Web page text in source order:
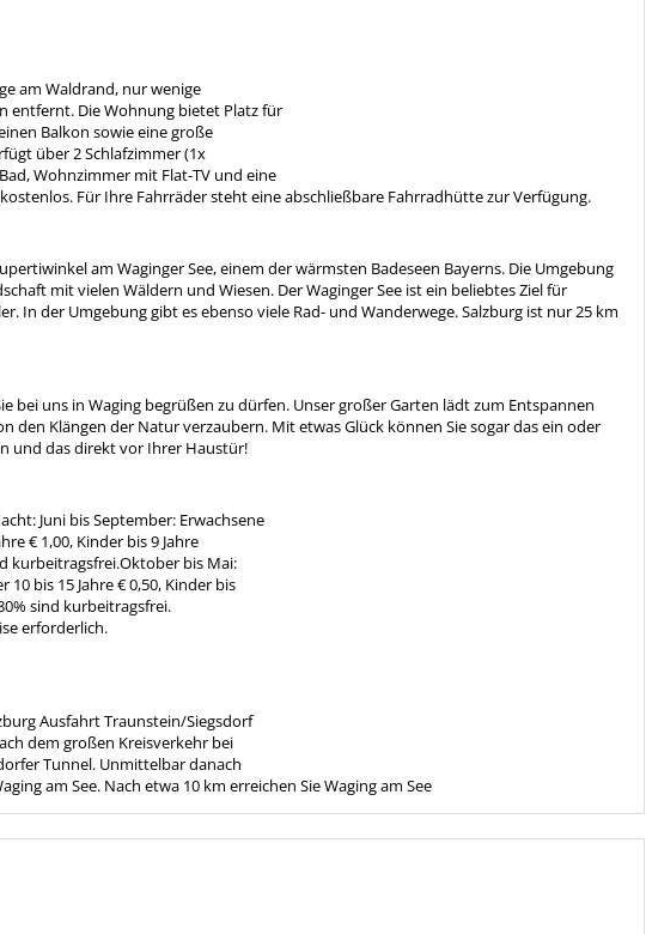
am Waldrand, nur wenige
entfernt. Die Wohnung bietet Platz für
Balkon sowie eine große
über 2 Schlafzimmer (1x
Wohnzimmer mit Flat-TV und eine
Für Ihre Fahrräder steht eine abschließbare Fahrradhütte zur Verfügung.
am Waginger See, einem der wärmsten Badeseen Bayerns. Die Umgebung
mit vielen Wäldern und Wiesen. Der Waginger See ist ein beliebtes Ziel für
In der Umgebung gibt es ebenso viele Rad- und Wanderwege. Salzburg ist nur 25 km
bei uns in Waging begrüßen zu dürfen. Unser großer Garten lädt zum Entspannen
den Klängen der Natur verzaubern. Mit etwas Glück können Sie sogar das ein oder
und das direkt vor Ihrer Haustür!
Juni bis September: Erwachsene
€ 1,00, Kinder bis 9 Jahre
kurbeitragsfrei.Oktober bis Mai:
10 bis 15 Jahre € 0,50, Kinder bis
sind kurbeitragsfrei.
erforderlich.
Ausfahrt Traunstein/Siegsdorf
dem großen Kreisverkehr bei
Tunnel. Unmittelbar danach
am See. Nach etwa 10 km erreichen Sie Waging am See